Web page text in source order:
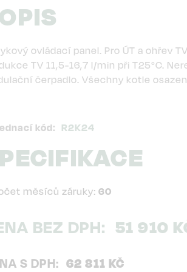
ovládací panel. Pro ÚT a ohřev
TV 11,5-16,7 l/min při T25°C.
čerpadlo. Všechny kotle
kód R2K24
měsíců záruky: 60
BEZ DPH 51 910
S DPH 62 811 KČ